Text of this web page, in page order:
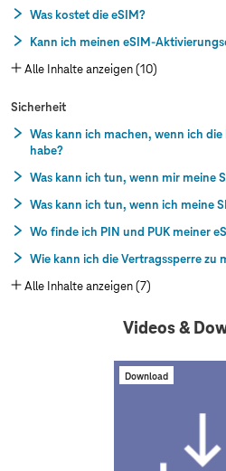
Was kostet die eSIM?
Kann ich meinen eSIM-
Alle Inhalte anzeigen (10)
Sicherheit
Was kann ich machen, wenn ich
habe?
Was kann ich tun, wenn mir meine
Was kann ich tun, wenn ich meine
Wo finde ich PIN und PUK meiner
Wie kann ich die Vertragssperre zu
Alle Inhalte anzeigen (7)
Videos &
Download